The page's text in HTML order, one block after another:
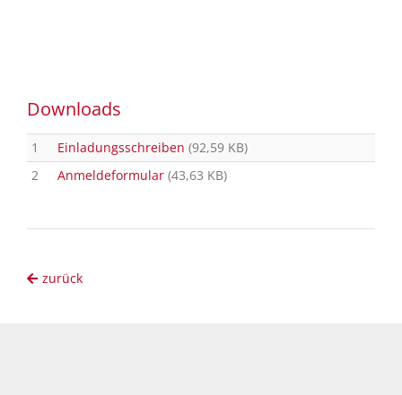
Downloads
1 Einladungsschreiben (92,59 KB)
2
Anmeldeformular (43,63 KB)
zurück